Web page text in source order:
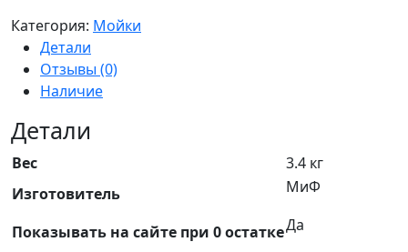
Категория: Мойки
Детали
Отзывы (0)
Наличие
Детали
Вес
3.4 кг
Изготовитель
МиФ
Показывать на сайте при 0 остаткеДа